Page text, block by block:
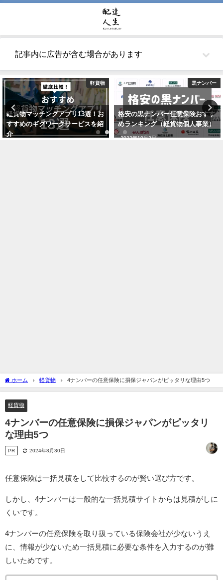
記事内に広告が含む場合があります
軽貨物
軽貨物マッチングアプリ13選！お
すすめのギグワークサービスを紹
介
黒ナンバー
格安の黒ナンバー任意保険おすす
めランキング（軽貨物個人事業）
2022年10月2日
ホーム 軽貨物 4ナンバーの任意保険に損保ジャパンがピッタリな理由5つ
軽貨物
4ナンバーの任意保険に損保ジャパンがピッタリ
な理由5つ
PR 2024年8月30日
任意保険は一括見積をして比較するのが賢い選び方です。
しかし、4ナンバーは一般的な一括見積サイトからは見積がしに
くいです。
4ナンバーの任意保険を取り扱っている保険会社が少ないうえ
に、情報が少ないため一括見積に必要な条件を入力するのが難
しいためです。